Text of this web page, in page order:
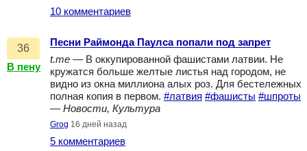
10 комментариев
36
В пену
Песни Раймонда Паулса попали под запрет
t.me — В оккупированной фашистами латвии. Не
кружатся больше желтые листья над городом, не
видно из окна миллиона алых роз. Для бестележных
полная копия в первом. #латвия #фашисты #шпроты
— Новости, Культура
Grog 16 дней назад
5 комментариев